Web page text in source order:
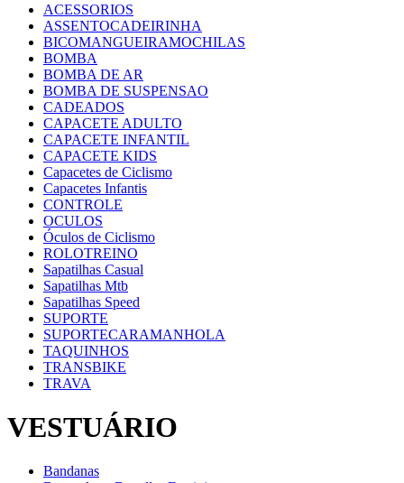
ACESSORIOS
ASSENTOCADEIRINHA
BICOMANGUEIRAMOCHILAS
BOMBA
BOMBA DE AR
BOMBA DE SUSPENSAO
CADEADOS
CAPACETE ADULTO
CAPACETE INFANTIL
CAPACETE KIDS
Capacetes de Ciclismo
Capacetes Infantis
CONTROLE
OCULOS
Óculos de Ciclismo
ROLOTREINO
Sapatilhas Casual
Sapatilhas Mtb
Sapatilhas Speed
SUPORTE
SUPORTECARAMANHOLA
TAQUINHOS
TRANSBIKE
TRAVA
VESTUÁRIO
Bandanas